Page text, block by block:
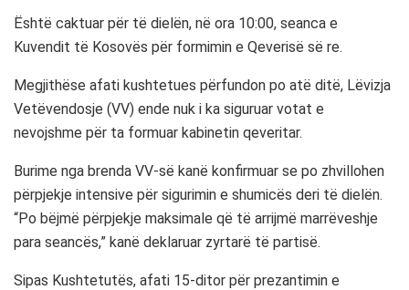
Është caktuar për të dielën, në ora 10:00, seanca e
Kuvendit të Kosovës për formimin e Qeverisë së re.
Megjithëse afati kushtetues përfundon po atë ditë, Lëvizja
Vetëvendosje (VV) ende nuk i ka siguruar votat e
nevojshme për ta formuar kabinetin qeveritar.
Burime nga brenda VV-së kanë konfirmuar se po zhvillohen
përpjekje intensive për sigurimin e shumicës deri të dielën.
“Po bëjmë përpjekje maksimale që të arrijmë marrëveshje
para seancës,” kanë deklaruar zyrtarë të partisë.
Sipas Kushtetutës, afati 15-ditor për prezantimin e